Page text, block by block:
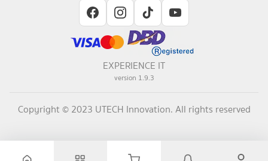
EXPERIENCE IT
version 1.9.3
Copyright © 2023 UTECH Innovation. All rights reserved